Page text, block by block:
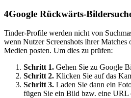
4Google Rückwärts-
Tinder-Profile werden nicht von
wenn Nutzer Screenshots ihrer
Medien posten. Um dies zu prüfen:
Schritt 1. Gehen Sie zu Google
Schritt 2. Klicken Sie auf das
Schritt 3. Laden Sie dann ein
fügen Sie ein Bild bzw. eine URL